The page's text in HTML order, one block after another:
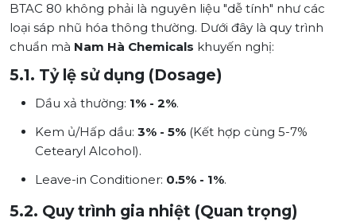
BTAC 80 không phải là nguyên liệu "dễ tính" như các
loại sáp nhũ hóa thông thường. Dưới đây là quy trình
chuẩn mà Nam Hà Chemicals khuyến nghị:
5.1. Tỷ lệ sử dụng (Dosage)
Dầu xả thường: 1% - 2%.
Kem ủ/Hấp dầu: 3% - 5% (Kết hợp cùng 5-7%
Cetearyl Alcohol).
Leave-in Conditioner: 0.5% - 1%.
5.2. Quy trình gia nhiệt (Quan trọng)